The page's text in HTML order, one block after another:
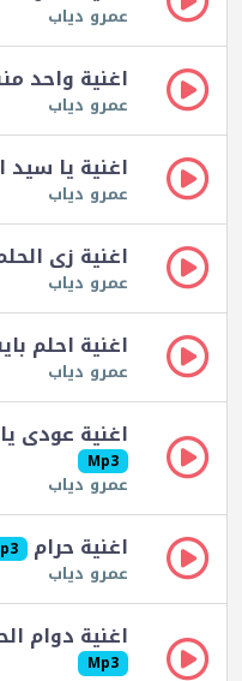
عمرو دياب
اغنية واحد
عمرو دياب
اغنية يا سيد
عمرو دياب
اغنية زى
عمرو دياب
اغنية احلم
عمرو دياب
اغنية عودى
Mp3
عمرو دياب
اغنية حرام
عمرو دياب
اغنية دوام
Mp3